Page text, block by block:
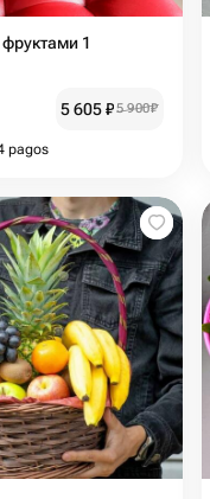
1
5 605₽5 900₽
pagos